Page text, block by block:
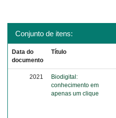
Conjunto de itens:
Data do
documento
Título
2021
Biodigital:
conhecimento em
apenas um clique